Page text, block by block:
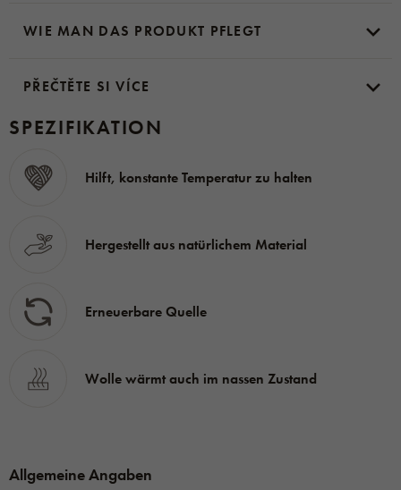
meistverkaufte und am häufigsten gestrickte Muster in
Musters mit hochwertiger Schafswolle ist der
Material:
WIE MAN DAS PRODUKT PFLEGT
PŘEČTĚTE SI VÍCE
SPEZIFIKATION
Hilft, konstante Temperatur zu halten
Hergestellt aus natürlichem Material
Erneuerbare Quelle
Wolle wärmt auch im nassen Zustand
Allgemeine Angaben